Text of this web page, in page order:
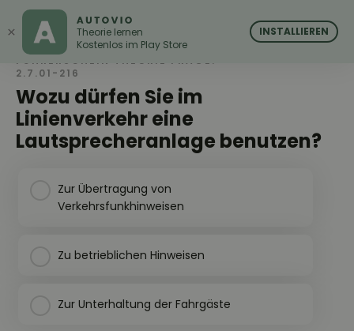
AUTOVIO
Wozu dürfen Sie im
Linienverkehr eine
Lautsprecheranlage benutzen?
FÜHRERSCHEIN THEORIE FRAGE:
2.7.01-216
Zur Übertragung von
Verkehrsfunkhinweisen
Zu betrieblichen Hinweisen
Zur Unterhaltung der Fahrgäste
× AUTOVIO
Theorie lernen
Kostenlos im Play Store
INSTALLIEREN